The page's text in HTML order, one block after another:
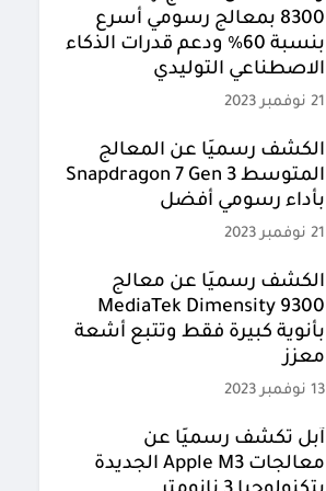
8300 بمعالج رسومي أسرع
بنسبة 60% ودعم قدرات الذكاء
الاصطناعي التوليدي
21 نوفمبر 2023
الكشف رسميًا عن المعالج
المتوسط Snapdragon 7 Gen 3
بأداء رسومي أفضل
21 نوفمبر 2023
الكشف رسميًا عن معالج
MediaTek Dimensity 9300
بأنوية كبيرة فقط وتتبع أشعة
معزز
13 نوفمبر 2023
آبل تكشف رسميًا عن
معالجات Apple M3 الجديدة